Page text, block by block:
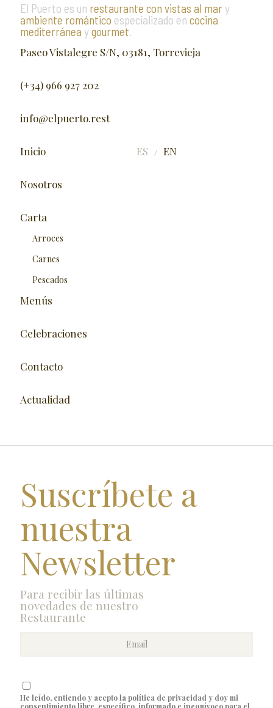
El Puerto es un restaurante con vistas al mar y
ambiente romántico especializado en cocina
mediterránea ygourmet.
Paseo Vistalegre S/N, 03181, Torrevieja
(+34) 966 927 202
info@elpuerto.rest
Inicio
Nosotros
Carta
Arroces
Carnes
Pescados
Menús
Celebraciones
Contacto
Actualidad
ES / EN
Suscríbete a
nuestra
Newsletter
Para recibir las últimas
novedades de nuestro
Restaurante
He leído, entiendo y acepto la política de privacidad y doy mi
consentimiento libre, específico, informado e inequívoco para el